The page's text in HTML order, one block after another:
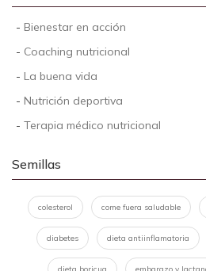
- Bienestar en acción
- Coaching nutricional
- La buena vida
- Nutrición deportiva
- Terapia médico nutricional
Semillas
colesterol come fuera saludable
diabetes dieta antiinflamatoria